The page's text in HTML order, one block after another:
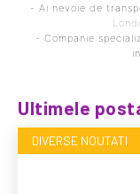
- Ai nevoie de
- Companie
Ultimele
DIVERSE NOUTATI